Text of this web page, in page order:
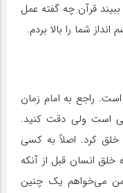
قرآن چه گفته عمل
شما را بالا بردم.
راجع به امام زمان
است ولی دقت کنید.
کرد. اصلاً به کسی
انسان قبل از آنکه
می‌خواهم یک چنین